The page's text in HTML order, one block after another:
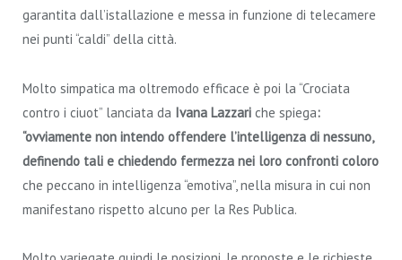
garantita dall’istallazione e messa in funzione di telecamere
nei punti “caldi” della città.
Molto simpatica ma oltremodo efficace è poi la “Crociata
contro i ciuot” lanciata da Ivana Lazzari che spiega:
“ovviamente non intendo offendere l’intelligenza di nessuno,
definendo tali e chiedendo fermezza nei loro confronti coloro
che peccano in intelligenza “emotiva”, nella misura in cui non
manifestano rispetto alcuno per la Res Publica.